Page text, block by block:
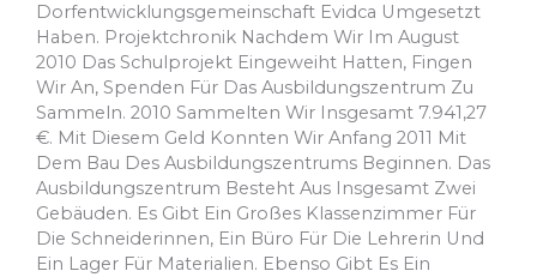
Dorfentwicklungsgemeinschaft Evidca Umgesetzt
Haben. Projektchronik Nachdem Wir Im August
2010 Das Schulprojekt Eingeweiht Hatten, Fingen
Wir An, Spenden Für Das Ausbildungszentrum Zu
Sammeln. 2010 Sammelten Wir Insgesamt 7.941,27
€. Mit Diesem Geld Konnten Wir Anfang 2011 Mit
Dem Bau Des Ausbildungszentrums Beginnen. Das
Ausbildungszentrum Besteht Aus Insgesamt Zwei
Gebäuden. Es Gibt Ein Großes Klassenzimmer Für
Die Schneiderinnen, Ein Büro Für Die Lehrerin Und
Ein Lager Für Materialien. Ebenso Gibt Es Ein